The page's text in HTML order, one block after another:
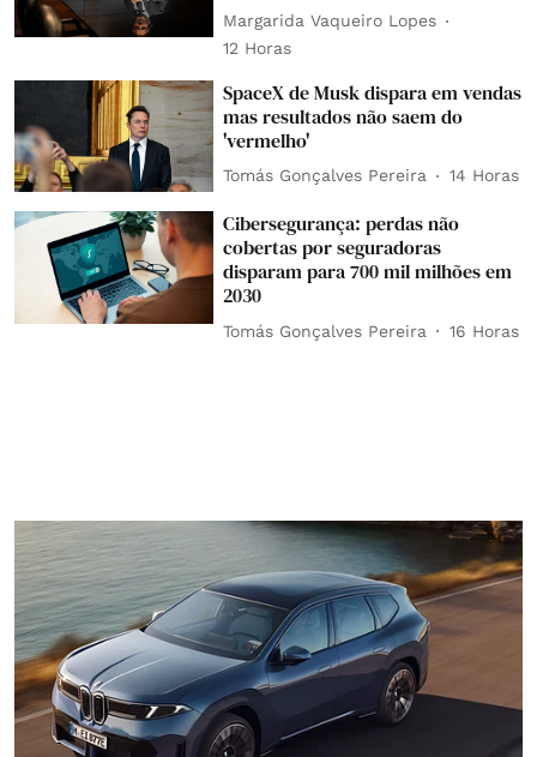
Margarida Vaqueiro Lopes
12 Horas
SpaceX de Musk dispara em vendas
mas resultados não saem do
'vermelho'
Tomás Gonçalves Pereira 14 Horas
Cibersegurança: perdas não
cobertas por seguradoras
disparam para 700 mil milhões em
2030
Tomás Gonçalves Pereira 16 Horas